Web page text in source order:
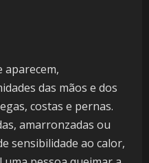
aparecem,
das mãos e dos
costas e pernas.
amarronzadas ou
sensibilidade ao calor,